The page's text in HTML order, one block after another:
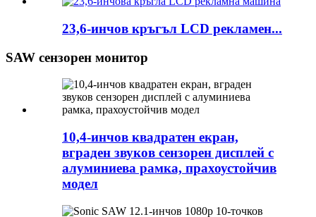
23,6-инчов кръгъл LCD рекламен...
SAW сензорен монитор
10,4-инчов квадратен екран,
вграден звуков сензорен дисплей с
алуминиева рамка, прахоустойчив
модел